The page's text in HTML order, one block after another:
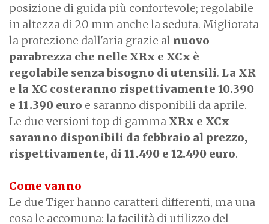
posizione di guida più confortevole; regolabile
in altezza di 20 mm anche la seduta. Migliorata
la protezione dall'aria grazie al nuovo
parabrezza che nelle XRx e XCx è
regolabile senza bisogno di utensili. La XR
e la XC costeranno rispettivamente 10.390
e 11.390 euro e saranno disponibili da aprile.
Le due versioni top di gamma XRx e XCx
saranno disponibili da febbraio al prezzo,
rispettivamente, di 11.490 e 12.490 euro.
Come vanno
Le due Tiger hanno caratteri differenti, ma una
cosa le accomuna: la facilità di utilizzo del